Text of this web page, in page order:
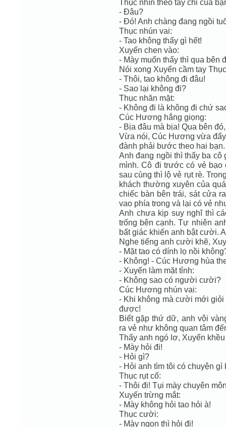
Thục nhìn theo tay chỉ của
- Đâu?
- Đó! Anh chàng đang ngồi
Thục nhún vai:
- Tao không thấy gì hết!
Xuyến chen vào:
- Mày muốn thấy thì qua bên
Nói xong Xuyến cầm tay
- Thôi, tao không đi đâu!
- Sao lại không đi?
Thục nhăn mặt:
- Không đi là không đi chứ
Cúc Hương hắng giọng:
- Bịa đâu mà bịa! Qua bên
Vừa nói, Cúc Hương vừa
đành phải bước theo hai bạn.
Anh đang ngồi thì thấy ba
mình. Cô đi trước có vẻ
sau cùng thì lộ vẻ rụt rè.
khách thường xuyên của
chiếc bàn bên trái, sát cửa
vao phía trong và lại có vẻ
Anh chưa kịp suy nghĩ thì
trống bên cạnh. Tự nhiên
bất giác khiến anh bật cười.
Nghe tiếng anh cười khẽ,
- Mặt tao có dính lọ nồi
- Không! - Cúc Hương hùa
- Xuyến làm mặt tỉnh:
- Không sao có người cười?
Cúc Hương nhún vai:
- Khi không mà cười mới
được!
Biết gặp thứ dữ, anh vội
ra vẻ như không quan tâm
Thấy anh ngó lơ, Xuyến
- Mày hỏi đi!
- Hỏi gì?
- Hỏi anh tìm tôi có chuyện gì
Thục rụt cổ:
- Thôi đi! Tụi mày chuyên
Xuyến trừng mắt:
- Mày không hỏi tao hỏi à!
Thục cười:
- Mày ngon thì hỏi đi!